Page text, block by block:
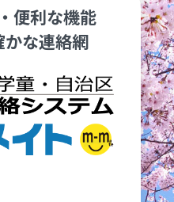
便利な機能
な連絡網